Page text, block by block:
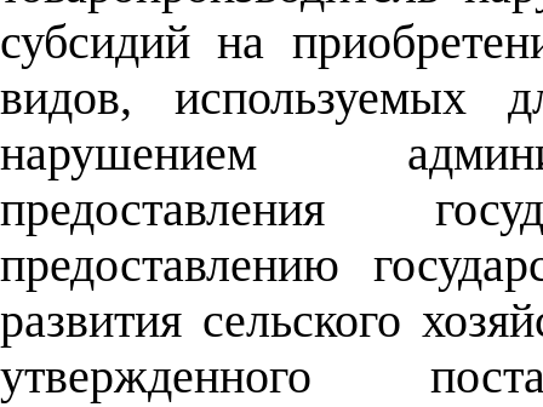
субсидий на
видов, используемых
нарушением
предоставления
предоставлению
развития сельского
утвержденного